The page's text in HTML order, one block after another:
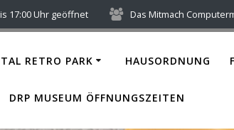
17:00 Uhr geöffnet Das Mitmach
RETRO PARK HAUSORDNUNG
DRP MUSEUM ÖFFNUNGSZEITEN